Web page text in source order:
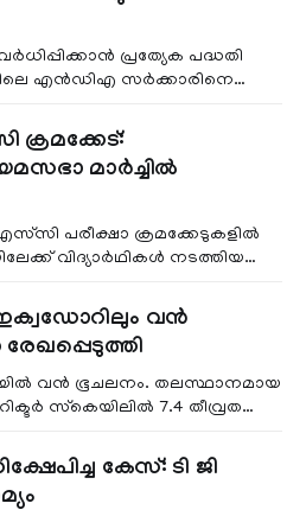
പ്രത്യേക പദ്ധതി
എൻഡിഎ സർക്കാരിനെ
മാർച്ചിൽ
പരീക്ഷാ ക്രമക്കേടുകളിൽ
വിദ്യാർഥികൾ നടത്തിയ
വന്‍
വന്‍ ഭൂചലനം. തലസ്ഥാനമായ
സ്‌കെയിലില്‍ 7.4 തീവ്രത
കേസ്: ടി ജി